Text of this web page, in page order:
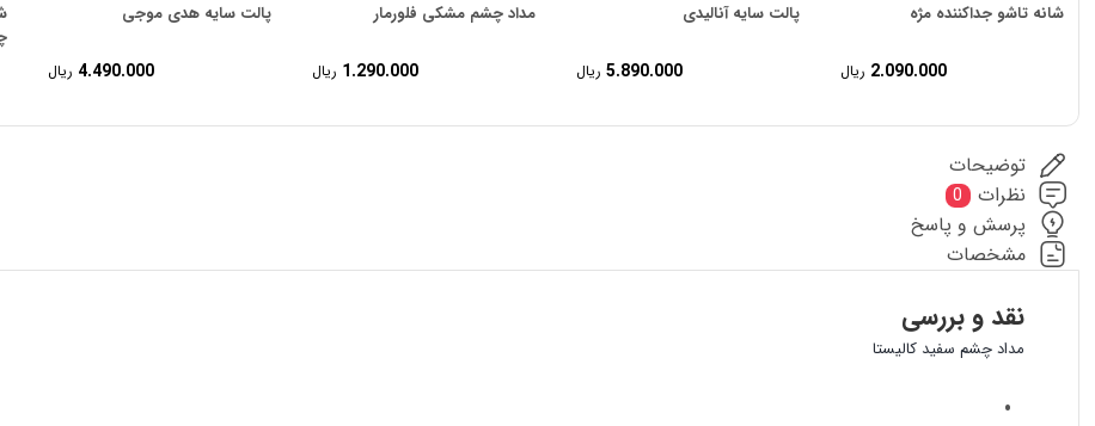
شانه تاشو جداکننده مژه
2.090.000 ریال
پالت سایه آنالیدی
5.890.000 ریال
مداد چشم مشکی فلورمار
1.290.000 ریال
پالت سایه هدی موجی
4.490.000 ریال
توضیحات
نظرات
0
پرسش و پاسخ
مشخصات
نقد و بررسی
مداد چشم سفید کالیستا